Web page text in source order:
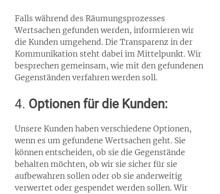
Falls während des Räumungsprozesses
Wertsachen gefunden werden, informieren wir
die Kunden umgehend. Die Transparenz in der
Kommunikation steht dabei im Mittelpunkt. Wir
besprechen gemeinsam, wie mit den gefundenen
Gegenständen verfahren werden soll.
4. Optionen für die Kunden:
Unsere Kunden haben verschiedene Optionen,
wenn es um gefundene Wertsachen geht. Sie
können entscheiden, ob sie die Gegenstände
behalten möchten, ob wir sie sicher für sie
aufbewahren sollen oder ob sie anderweitig
verwertet oder gespendet werden sollen. Wir